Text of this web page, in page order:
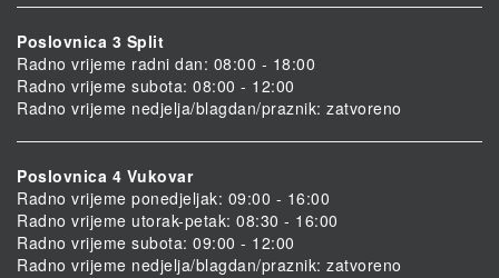
Poslovnica 3 Split
Radno vrijeme radni dan: 08:00 - 18:00
Radno vrijeme subota: 08:00 - 12:00
Radno vrijeme nedjelja/blagdan/praznik: zatvoreno
Poslovnica 4 Vukovar
Radno vrijeme ponedjeljak: 09:00 - 16:00
Radno vrijeme utorak-petak: 08:30 - 16:00
Radno vrijeme subota: 09:00 - 12:00
Radno vrijeme nedjelja/blagdan/praznik: zatvoreno